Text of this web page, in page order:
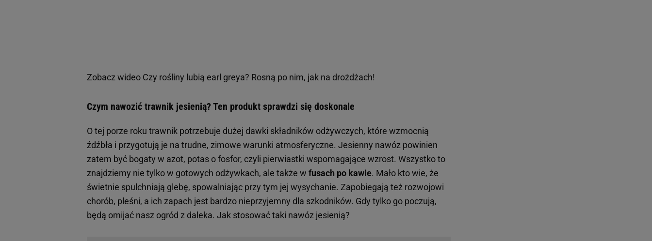
Zobacz wideo Czy rośliny lubią earl greya? Rosną po nim, jak na drożdżach!
Czym nawozić trawnik jesienią? Ten produkt sprawdzi się doskonale
O tej porze roku trawnik potrzebuje dużej dawki składników odżywczych, które wzmocnią
źdźbła i przygotują je na trudne, zimowe warunki atmosferyczne. Jesienny nawóz powinien
zatem być bogaty w azot, potas o fosfor, czyli pierwiastki wspomagające wzrost. Wszystko to
znajdziemy nie tylko w gotowych odżywkach, ale także w fusach po kawie. Mało kto wie, że
świetnie spulchniają glebę, spowalniając przy tym jej wysychanie. Zapobiegają też rozwojowi
chorób, pleśni, a ich zapach jest bardzo nieprzyjemny dla szkodników. Gdy tylko go poczują,
będą omijać nasz ogród z daleka. Jak stosować taki nawóz jesienią?